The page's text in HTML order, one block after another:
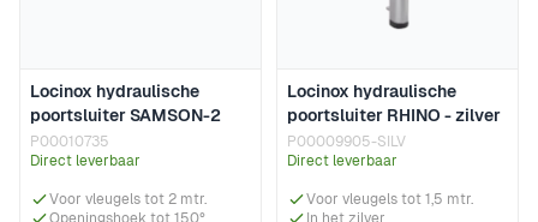
Locinox hydraulische
poortsluiter SAMSON-2
P00010735
Direct leverbaar
Voor vleugels tot 2 mtr.
Openingshoek tot 150°
Locinox hydraulische
poortsluiter RHINO - zilver
P00009905-SILV
Direct leverbaar
Voor vleugels tot 1,5 mtr.
In het zilver